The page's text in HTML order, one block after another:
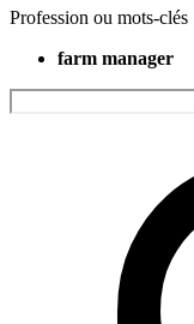
Profession ou mots-clés
farm manager